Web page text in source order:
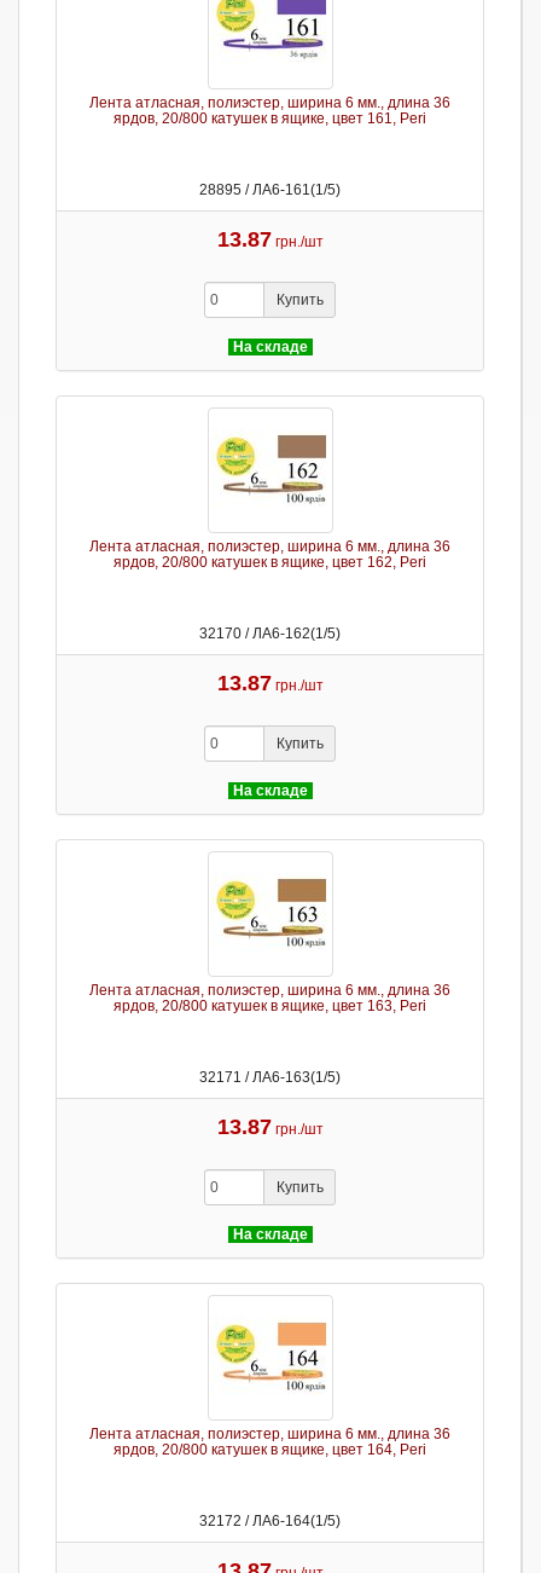
Лента атласная, полиэстер, ширина 6 мм., длина 36
ярдов, 20/800 катушек в ящике, цвет 161, Peri
28895 / ЛА6-161(1/5)
13.87 грн./шт
Купить
На складе
Лента атласная, полиэстер, ширина 6 мм., длина 36
ярдов, 20/800 катушек в ящике, цвет 162, Peri
32170 / ЛА6-162(1/5)
13.87 грн./шт
Купить
На складе
Лента атласная, полиэстер, ширина 6 мм., длина 36
ярдов, 20/800 катушек в ящике, цвет 163, Peri
32171 / ЛА6-163(1/5)
13.87 грн./шт
Купить
На складе
Лента атласная, полиэстер, ширина 6 мм., длина 36
ярдов, 20/800 катушек в ящике, цвет 164, Peri
32172 / ЛА6-164(1/5)